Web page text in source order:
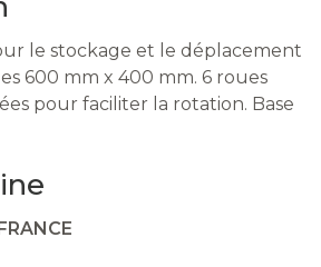
le stockage et le déplacement
600 mm x 400 mm. 6 roues
pour faciliter la rotation. Base